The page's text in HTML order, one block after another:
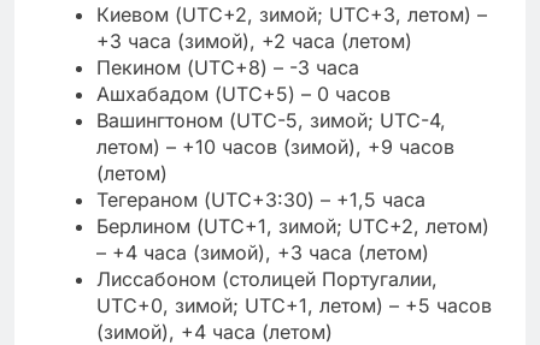
Киевом (UTC+2, зимой; UTC+3, летом) –
+3 часа (зимой), +2 часа (летом)
Пекином (UTC+8) – -3 часа
Ашхабадом (UTC+5) – 0 часов
Вашингтоном (UTC-5, зимой; UTC-4,
летом) – +10 часов (зимой), +9 часов
(летом)
Тегераном (UTC+3:30) – +1,5 часа
Берлином (UTC+1, зимой; UTC+2, летом)
– +4 часа (зимой), +3 часа (летом)
Лиссабоном (столицей Португалии,
UTC+0, зимой; UTC+1, летом) – +5 часов
(зимой), +4 часа (летом)